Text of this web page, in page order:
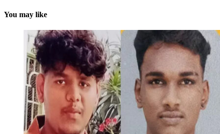
You may like